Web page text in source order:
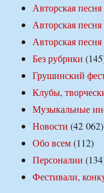
Авторская
Авторская
Авторская
Без рубрики
Грушинский
Клубы,
Музыкальные
Новости (42 062)
Обо всем(112)
Персоналии
Фестивали,